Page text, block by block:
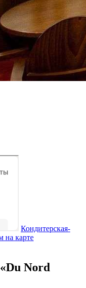
Кондитерская-
на карте
Nord